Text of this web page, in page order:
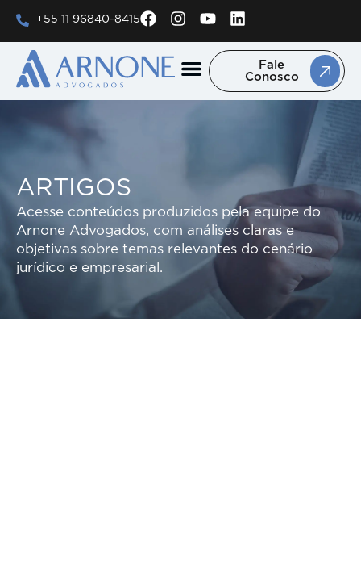
+55 11 96840-8415
Fale
Conosco
ARTIGOS
Acesse conteúdos produzidos pela equipe do
Arnone Advogados, com análises claras e
objetivas sobre temas relevantes do cenário
jurídico e empresarial.